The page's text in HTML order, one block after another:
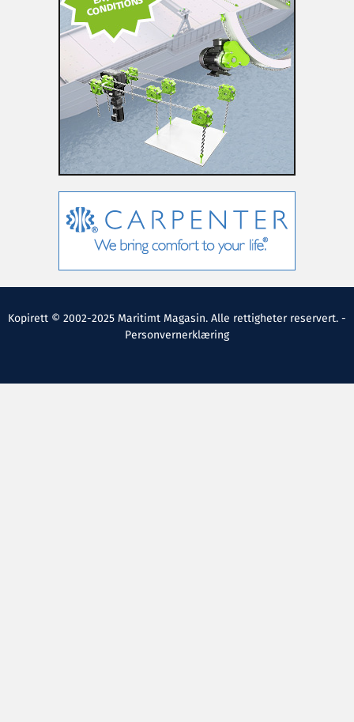
Kopirett © 2002-2025 Maritimt Magasin. Alle rettigheter reservert. -
Personvernerklæring